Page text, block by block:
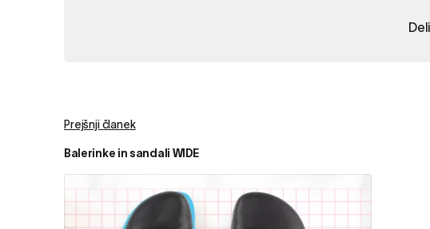
Prejšnji članek
Balerinke in sandali WIDE